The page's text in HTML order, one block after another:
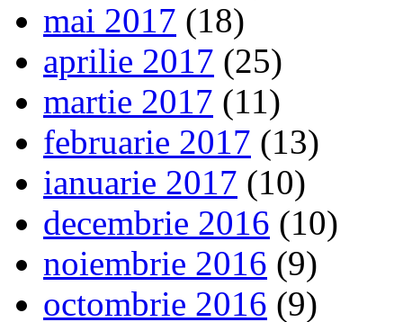
mai 2017 (18)
aprilie 2017 (25)
martie 2017 (11)
februarie 2017 (13)
ianuarie 2017 (10)
decembrie 2016 (10)
noiembrie 2016 (9)
octombrie 2016 (9)